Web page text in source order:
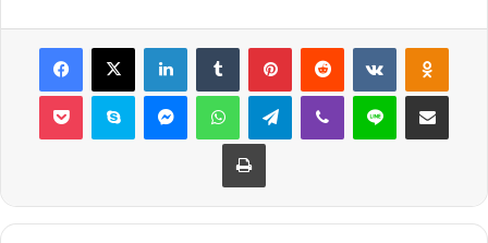
Facebook
X LinkedInTumblr PinterestReddit VKontakte
Pocket Skype MessengerWhatsAppTelegramViber Line E-Posta ile
Yazdır